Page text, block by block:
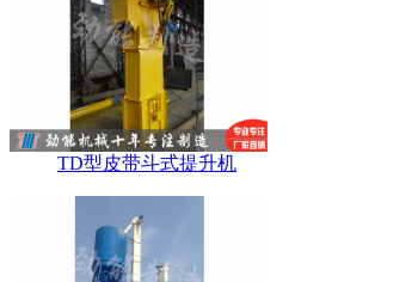
TD型皮带斗式提升机